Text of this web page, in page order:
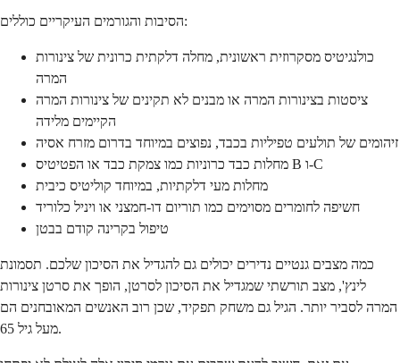
הסיבות והגורמים העיקריים כוללים:
כולנגיטיס מסקרוזית ראשונית, מחלה דלקתית כרונית של צינורות
המרה
ציסטות בצינורות המרה או מבנים לא תקינים של צינורות המרה
הקיימים מלידה
זיהומים של תולעים טפיליות בכבד, נפוצים במיוחד בדרום מזרח אסיה
מחלות כבד כרוניות כמו צמקת כבד או הפטיטיס B ו-C
מחלות מעי דלקתיות, במיוחד קוליטיס כיבית
חשיפה לחומרים מסוימים כמו תוריום דו-חמצני או ויניל כלוריד
טיפול בקרינה קודם בבטן
כמה מצבים גנטיים נדירים יכולים גם להגדיל את הסיכון שלכם. תסמונת
לינץ', מצב תורשתי שמגדיל את הסיכון לסרטן, הופך את סרטן צינורות
המרה לסביר יותר. הגיל גם משחק תפקיד, שכן רוב האנשים המאובחנים הם
מעל גיל 65.